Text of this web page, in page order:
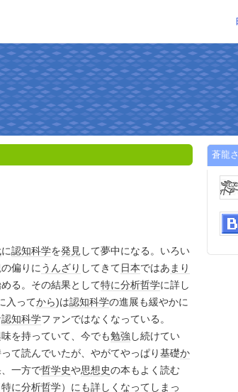
に認知科学を発見して夢中になる。いろい
偏りにうんざり してきて日本ではあまり
める。その結果として特に分析哲学に詳し
入ってから)は認知科学の進展も緩やかに
認知科学ファンではなくなっている。
を持っていて、今でも勉強 し続けてい
て読んでいたが、やがてやっぱり基礎か
一方で哲学史や思想史の本もよく読む
特に分析哲学）にも詳しくなって しま っ
蒼龍